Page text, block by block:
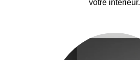
votre intérieur.